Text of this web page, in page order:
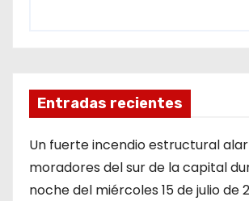
Entradas recientes
Un fuerte incendio estructural
moradores del sur de la capital
noche del miércoles 15 de julio de